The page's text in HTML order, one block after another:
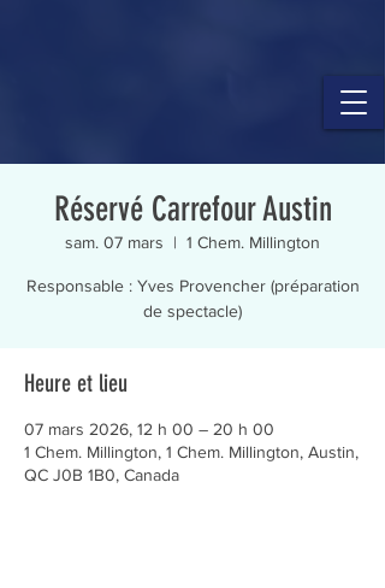
Réservé Carrefour Austin
sam. 07 mars
  |
1 Chem. Millington
Responsable : Yves Provencher (préparation
de spectacle)
Heure et lieu
07 mars 2026, 12 h 00 – 20 h 00
1 Chem. Millington, 1 Chem. Millington, Austin,
QC J0B 1B0, Canada